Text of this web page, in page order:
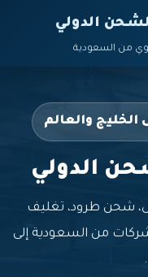
الدولي
من السعودية
والعالم
الدولي
شحن طرود، تغليف
من السعودية إلى